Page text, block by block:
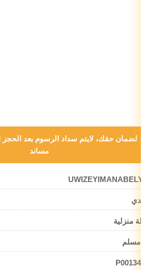
لضمان حقك، لايتم سداد الرسوم بعد
مساند
منزلية
مسلم